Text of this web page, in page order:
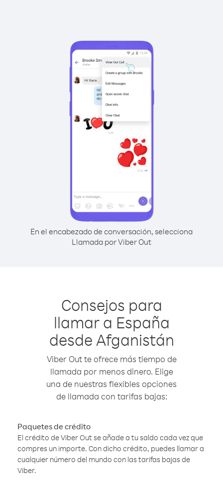
En el encabezado de conversación, selecciona
Llamada por Viber Out
Consejos para
llamar a España
desde Afganistán
Viber Out te ofrece más tiempo de
llamada por menos dinero. Elige
una de nuestras flexibles opciones
de llamada con tarifas bajas:
Paquetes de crédito
El crédito de Viber Out se añade a tu saldo cada vez que
compres un importe. Con dicho crédito, puedes llamar a
cualquier número del mundo con las tarifas bajas de
Viber.